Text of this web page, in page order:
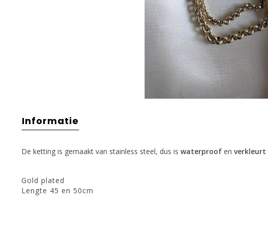
Informatie
De ketting is gemaakt van stainless steel, dus is waterproof en verkleurt
Gold plated
Lengte 45 en 50cm